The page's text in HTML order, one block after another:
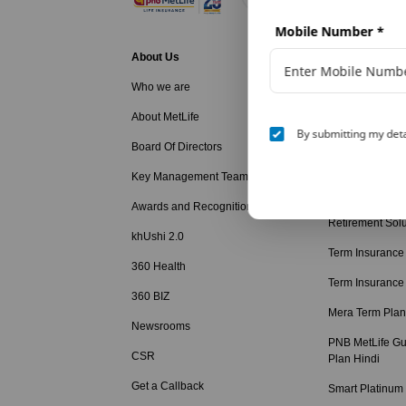
Mobile Number *
By submitting my
About Us
Who we are
About MetLife
Board Of Directors
Key Management Team
Awards and Recognition
khUshi 2.0
360 Health
360 BIZ
Newsrooms
CSR
Get a Callback
Retirement
Term
Term
Mera Term
PNB MetLife
Plan Hindi
Smart Platinum